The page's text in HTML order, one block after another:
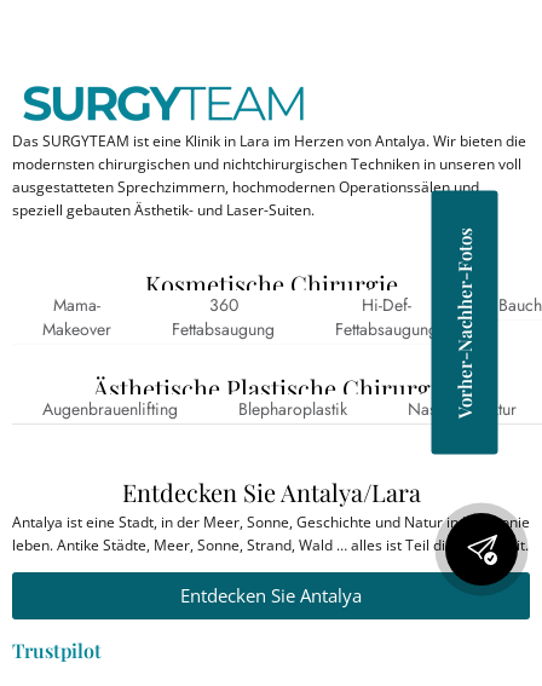
Das SURGYTEAM ist eine Klinik in Lara im Herzen von Antalya. Wir bieten die
modernsten chirurgischen und nichtchirurgischen Techniken in unseren voll
ausgestatteten Sprechzimmern, hochmodernen Operationssälen und
speziell gebauten Ästhetik- und Laser-Suiten.
Kosmetische Chirurgie
Mama-
Makeover
360
Fettabsaugung
Hi-Def-
Fettabsaugung
Ästhetische Plastische Chirurgie
Augenbrauenlifting Blepharoplastik Nasenkorrektur
Entdecken Sie Antalya/Lara
Antalya ist eine Stadt, in der Meer, Sonne, Geschichte und Natur in Harmonie
leben. Antike Städte, Meer, Sonne, Strand, Wald … alles ist Teil dieser Einheit.
Entdecken Sie Antalya
Trustpilot
Vorher-Nachher-Fotos